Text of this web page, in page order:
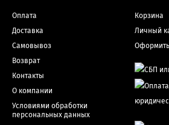
Оплата
Доставка
Самовывоз
Возврат
Контакты
О компании
Условиями обработки
персональных данных
Корзина
Личный